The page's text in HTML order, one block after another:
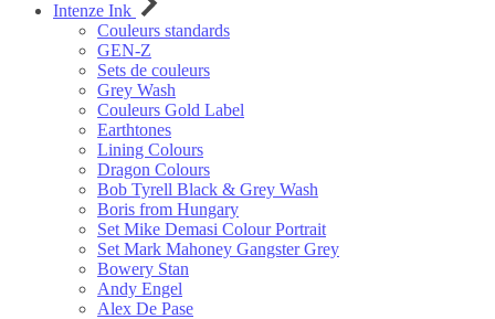
Intenze Ink
Couleurs standards
GEN-Z
Sets de couleurs
Grey Wash
Couleurs Gold Label
Earthtones
Lining Colours
Dragon Colours
Bob Tyrell Black & Grey Wash
Boris from Hungary
Set Mike Demasi Colour Portrait
Set Mark Mahoney Gangster Grey
Bowery Stan
Andy Engel
Alex De Pase